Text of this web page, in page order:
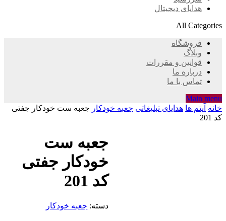
هدایای دیجیتال
All Categories
فروشگاه
وبلاگ
قوانین و مقررات
درباره ما
تماس با ما
Main menu
خانه آیتم ها هدایای تبلیغاتی جعبه خودکار جعبه ست خودکار جفتی
کد 201
جعبه ست
خودکار جفتی
کد 201
دسته: جعبه خودکار